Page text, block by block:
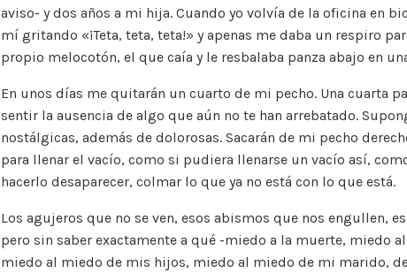
aviso- y dos años a mi hija. Cuando yo volvía de la oficina en
mí gritando «¡Teta, teta, teta!» y apenas me daba un respiro
propio melocotón, el que caía y le resbalaba panza abajo en
En unos días me quitarán un cuarto de mi pecho. Una cuarta
sentir la ausencia de algo que aún no te han arrebatado.
nostálgicas, además de dolorosas. Sacarán de mi pecho
para llenar el vacío, como si pudiera llenarse un vacío así,
hacerlo desaparecer, colmar lo que ya no está con lo que está.
Los agujeros que no se ven, esos abismos que nos engullen,
pero sin saber exactamente a qué -miedo a la muerte, miedo
miedo al miedo de mis hijos, miedo al miedo de mi marido,